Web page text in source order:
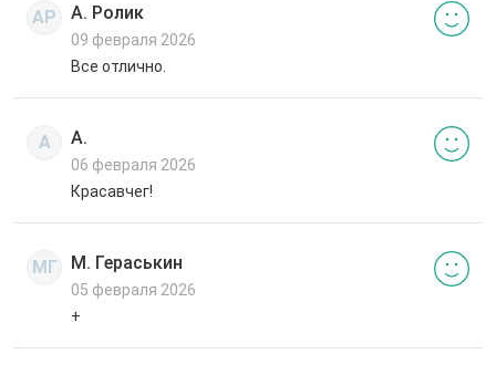
АР А. Ролик
09 февраля 2026
Все отлично.
А А.
06 февраля 2026
Красавчег!
МГ М. Гераськин
05 февраля 2026
+